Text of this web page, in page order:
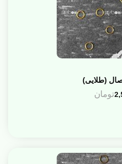
(طلایی)
تومان